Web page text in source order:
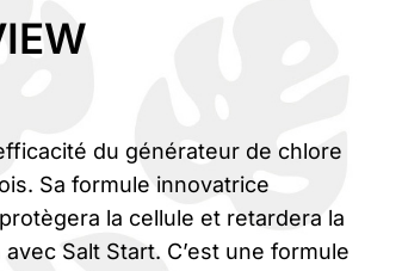
du générateur de chlore
Sa formule innovatrice
la cellule et retardera la
Salt Start. C’est une formule